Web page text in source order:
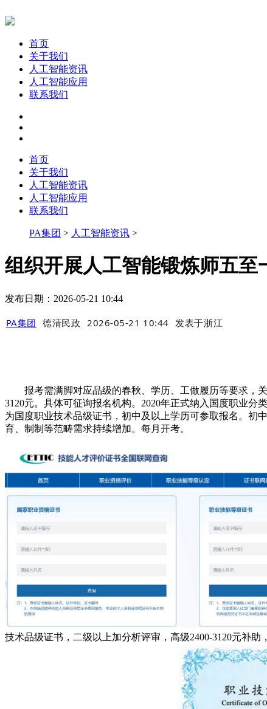
首页
关于我们
人工智能资讯
人工智能应用
联系我们
首页
关于我们
人工智能资讯
人工智能应用
联系我们
PA集团 > 人工智能资讯 >
组织开展人工智能锻炼师五至
发布日期：2026-05-21 10:44
PA集团 德清民政 2026-05-21 10:44 发表于浙江
报考需满脚对应品级的春秋、学历、工做履历等要求，关
3120元。具体可征询报名机构。2020年正式纳入国度职业分
为国度职业技术品级证书，初中及以上学历可参取报名。初
育、制制等范畴需求持续增加。每月开考。
技术品级证书，二级以上加分析评审，高级2400-3120元补